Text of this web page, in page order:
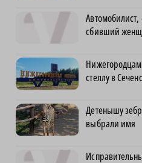
сбивший
стеллу в
Детенышу
выбрали имя